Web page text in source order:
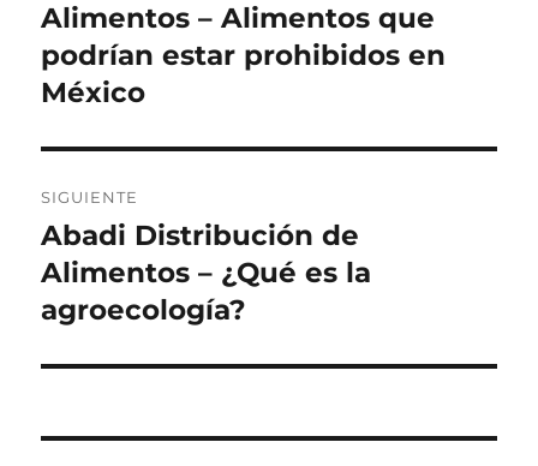
entradas
anterior:
Alimentos – Alimentos que
podrían estar prohibidos en
México
SIGUIENTE
Siguiente
entrada:
Abadi Distribución de
Alimentos – ¿Qué es la
agroecología?